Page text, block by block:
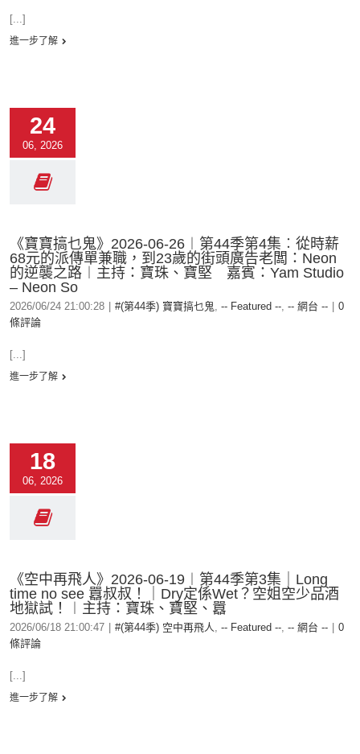
[...]
進一步了解
24
06, 2026
《寶寶搞乜鬼》2026-06-26︱第44季第4集︰從時薪
68元的派傳單兼職，到23歲的街頭廣告老闆：Neon
的逆襲之路︱主持：寶珠、寶堅 嘉賓：Yam Studio
– Neon So
2026/06/24 21:00:28 #(第44季) 寶寶搞乜鬼, -- Featured --, -- 網台 --
0
條評論
[...]
進一步了解
18
06, 2026
《空中再飛人》2026-06-19︱第44季第3集｜Long
time no see 囂叔叔！｜Dry定係Wet？空姐空少品酒
地獄試！︱主持：寶珠、寶堅、囂
2026/06/18 21:00:47 #(第44季) 空中再飛人, -- Featured --, -- 網台 --
0
條評論
[...]
進一步了解